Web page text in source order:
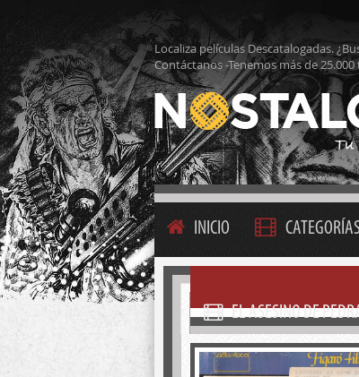
Localiza películas Descatalogadas.
Contáctanos -Tenemos más de
INICIO
EL ASESINO DE